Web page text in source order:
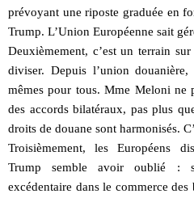
prévoyant une riposte graduée en
Trump. L’Union Européenne sait
Deuxièmement, c’est un terrain
diviser. Depuis l’union
mêmes pour tous. Mme Meloni ne
des accords bilatéraux, pas plus
droits de douane sont harmonisés.
Troisièmement, les Européens
Trump semble avoir oublié :
excédentaire dans le commerce